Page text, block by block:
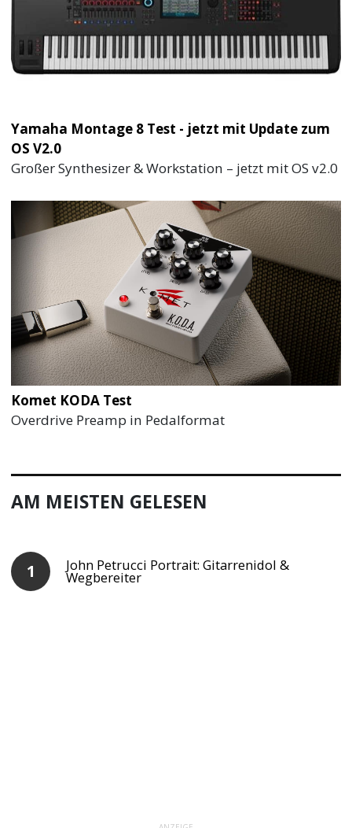
Yamaha Montage 8 Test - jetzt mit Update zum
OS V2.0
Großer Synthesizer & Workstation – jetzt mit OS v2.0
Komet KODA Test
Overdrive Preamp in Pedalformat
AM MEISTEN GELESEN
John Petrucci Portrait: Gitarrenidol &
Wegbereiter